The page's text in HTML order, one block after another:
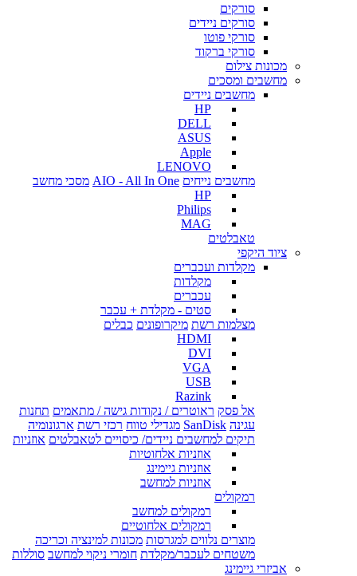
סורקים
סורקים ניידים
סורקי פוטו
סורקי ברקוד
מכונות צילום
מחשבים ומסכים
מחשבים ניידים
HP
DELL
ASUS
Apple
LENOVO
מחשבים נייחים AIO - All In One מסכי מחשב
HP
Philips
MAG
טאבלטים
ציוד היקפי
מקלדות ועכברים
מקלדות
עכברים
סטים - מקלדת + עכבר
מצלמות רשת מיקרופונים כבלים
HDMI
DVI
VGA
USB
Razink
אל פסק ראוטרים / נקודות גישה / מתאמים תחנות
עגינה SanDisk מגדילי טווח רכזי רשת ארגונומיה
תיקים למחשבים ניידים/ כיסויים לטאבלטים אוזניות
אוזניות אלחוטיות
אוזניות גיימינג
אוזניות למחשב
רמקולים
רמקולים למחשב
רמקולים אלחוטיים
מוצרים נלווים למגרסות מכונות למינציה וכריכה
משטחים לעכבר/מקלדת חומרי ניקוי למחשב סוללות
אביזרי גיימינג